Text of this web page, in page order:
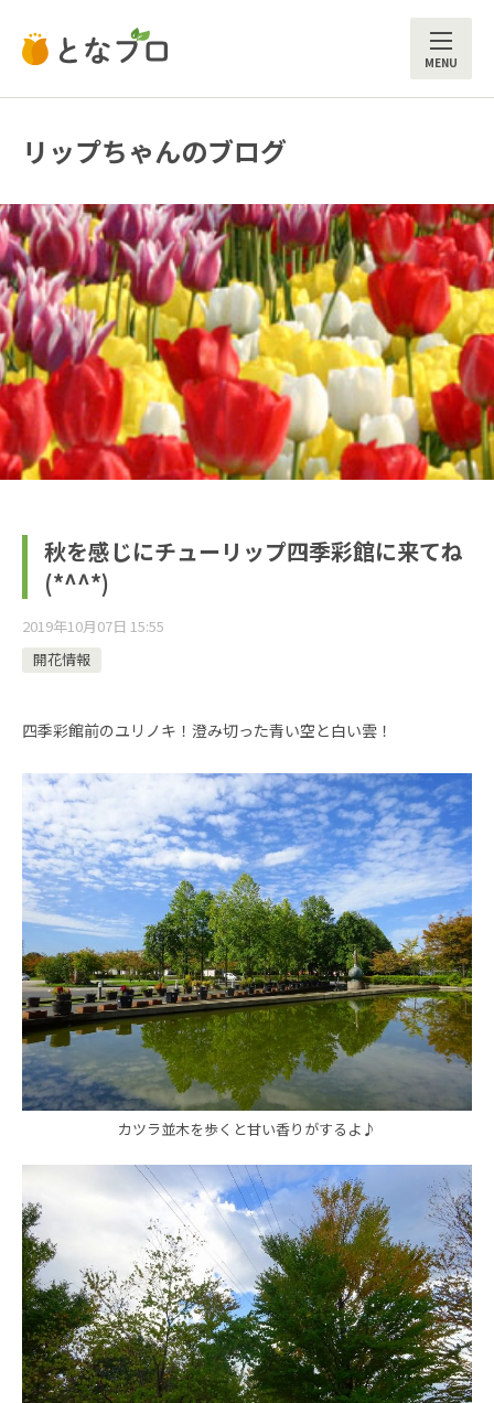
リップちゃんのブログ
秋を感じにチューリップ四季彩館に来てね
(*^^*)
2019年10月07日 15:55
開花情報
四季彩館前のユリノキ！澄み切った青い空と白い雲！
カツラ並木を歩くと甘い香りがするよ♪